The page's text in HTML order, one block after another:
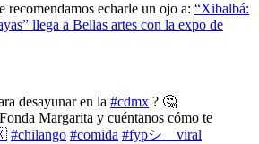
recomendamos echarle un ojo a: “Xibalbá:
llega a Bellas artes con la expo de
desayunar en la #cdmx ? 🤔
Margarita y cuéntanos cómo te
#chilango #comida #fypシ゚viral